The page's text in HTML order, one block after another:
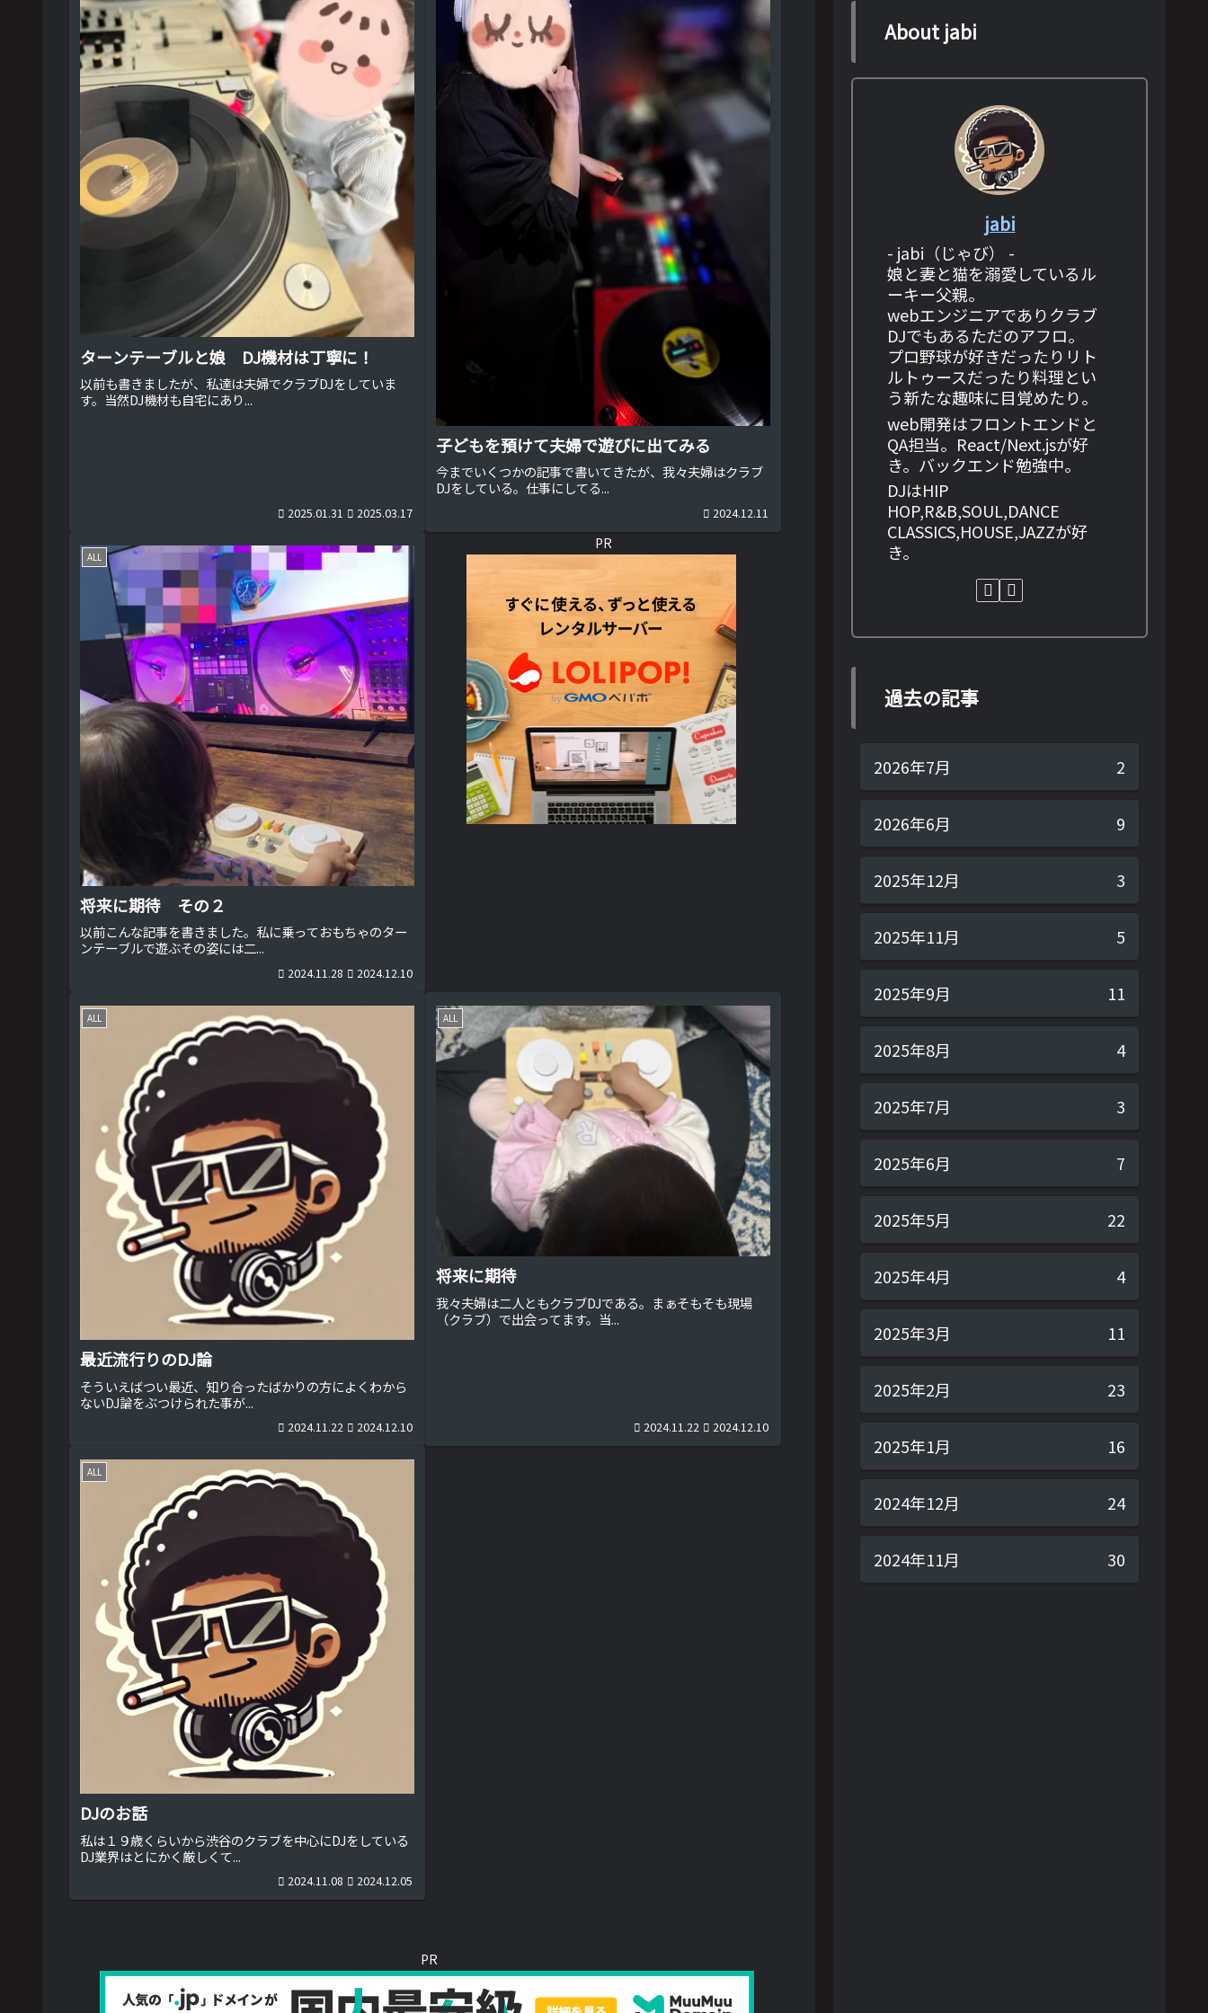
ターンテーブルと娘 DJ機材は丁寧に！
以前も書きましたが、私達は夫婦でクラブDJをしていま
す。当然DJ機材も自宅にあり...
2025.01.31 2025.03.17
子どもを預けて夫婦で遊びに出てみる
今までいくつかの記事で書いてきたが、我々夫婦はクラブ
DJをしている。仕事にしてる...
2024.12.11
ALL
将来に期待 その２
以前こんな記事を書きました。私に乗っておもちゃのター
ンテーブルで遊ぶその姿には二...
2024.11.28 2024.12.10
PR
ALL
最近流行りのDJ論
そういえばつい最近、知り合ったばかりの方によくわから
ないDJ論をぶつけられた事が...
2024.11.22 2024.12.10
ALL
将来に期待
我々夫婦は二人ともクラブDJである。まぁそもそも現場
（クラブ）で出会ってます。当...
2024.11.22 2024.12.10
ALL
DJのお話
私は１９歳くらいから渋谷のクラブを中心にDJをしている
DJ業界はとにかく厳しくて...
2024.11.08 2024.12.05
PR
About jabi
jabi
- jabi（じゃび） -
娘と妻と猫を溺愛しているル
ーキー父親。
webエンジニアでありクラブ
DJでもあるただのアフロ。
プロ野球が好きだったりリト
ルトゥースだったり料理とい
う新たな趣味に目覚めたり。
web開発はフロントエンドと
QA担当。React/Next.jsが好
き。バックエンド勉強中。
DJはHIP
HOP,R&B,SOUL,DANCE
CLASSICS,HOUSE,JAZZが好
き。
過去の記事
2026年7月 2
2026年6月 9
2025年12月 3
2025年11月 5
2025年9月 11
2025年8月 4
2025年7月 3
2025年6月 7
2025年5月 22
2025年4月 4
2025年3月 11
2025年2月 23
2025年1月 16
2024年12月 24
2024年11月 30